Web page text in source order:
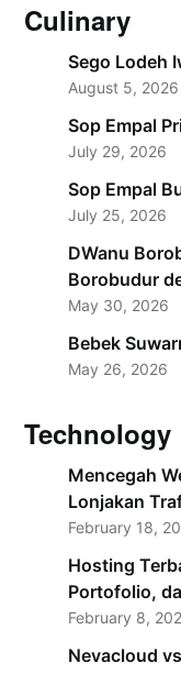
Culinary
Sego Lodeh
August 5, 2026
Sop Empal
July 29, 2026
Sop Empal
July 25, 2026
DWanu
Borobudur
May 30, 2026
Bebek
May 26, 2026
Technology
Mencegah
Lonjakan
February 18,
Hosting
Portofolio,
February 8,
Nevacloud